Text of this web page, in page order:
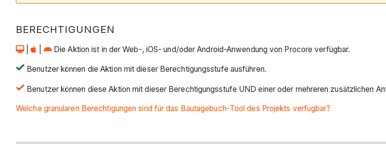
BERECHTIGUNGEN
| Die Aktion ist in der Web-, iOS- und/oder Android-Anwendung von Procore verfügbar.
Benutzer können die Aktion mit dieser Berechtigungsstufe ausführen.
Benutzer können diese Aktion mit dieser Berechtigungsstufe UND einer oder mehreren zusätzlichen
Welche granularen Berechtigungen sind für das Bautagebuch-Tool des Projekts verfügbar?